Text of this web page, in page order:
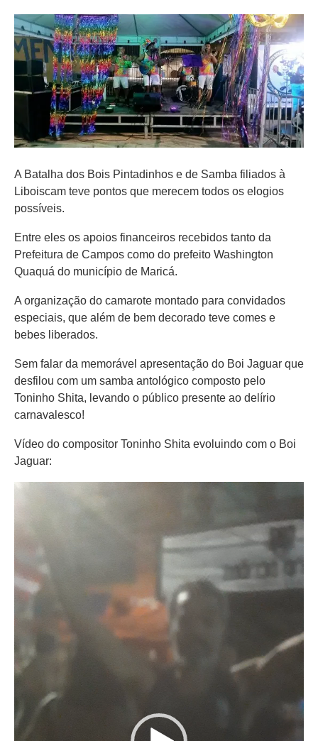
A Batalha dos Bois Pintadinhos e de Samba filiados à
Liboiscam teve pontos que merecem todos os elogios
possíveis.
Entre eles os apoios financeiros recebidos tanto da
Prefeitura de Campos como do prefeito Washington
Quaquá do município de Maricá.
A organização do camarote montado para convidados
especiais, que além de bem decorado teve comes e
bebes liberados.
Sem falar da memorável apresentação do Boi Jaguar que
desfilou com um samba antológico composto pelo
Toninho Shita, levando o público presente ao delírio
carnavalesco!
Vídeo do compositor Toninho Shita evoluindo com o Boi
Jaguar:
Tocador